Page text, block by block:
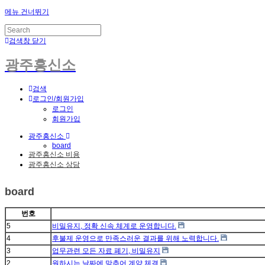
메뉴 건너뛰기
검색창 닫기
광주흥신소
검색
로그인/회원가입
로그인
회원가입
광주흥신소
board
광주흥신소 비용
광주흥신소 상담
board
번호
5
비밀유지, 정확 신속 체계로 운영합니다.
4
후불제 운영으로 만족스러운 결과를 위해 노력합니다.
3
업무관련 모든 자료 폐기, 비밀유지
2
원하시는 날짜에 맞추어 계약 체결